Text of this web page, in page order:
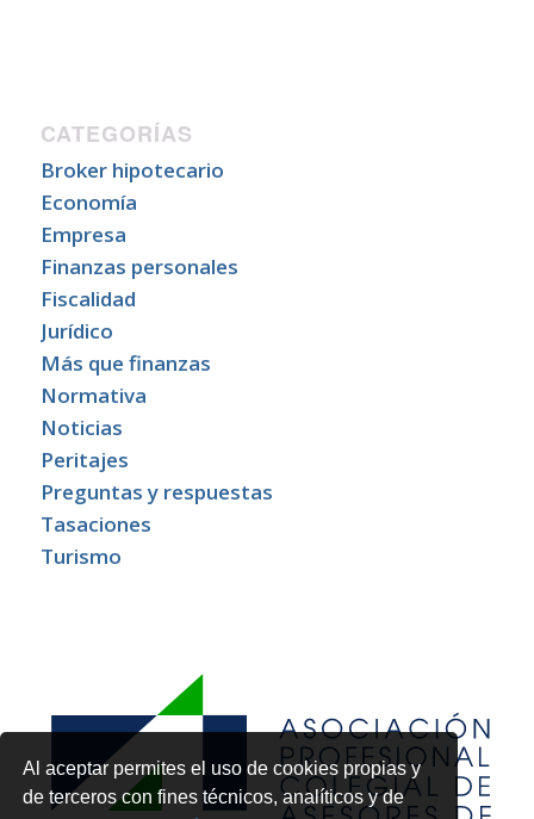
Al aceptar permites el uso de cookies propias y
de terceros con fines técnicos, analíticos y de
CATEGORÍAS
Broker hipotecario
Economía
Empresa
Finanzas personales
Fiscalidad
Jurídico
Más que finanzas
Normativa
Noticias
Peritajes
Preguntas y respuestas
Tasaciones
Turismo